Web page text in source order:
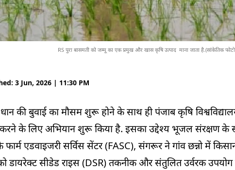
RS पुरा बासमती को जम्मू का एक प्रमुख और खास कृषि उत्पाद माना जाता है.(सांकेतिक
3 Jun, 2026 | 11:30 PM
धान की बुवाई का मौसम शुरू होने के साथ ही पंजाब कृषि
के लिए अभियान शुरू किया है. इसका उद्देश्य भूजल संरक्षण के
फार्म एडवाइजरी सर्विस सेंटर (FASC), संगरूर ने गांव छन्नो में
डायरेक्ट सीडेड राइस (DSR) तकनीक और संतुलित उर्वरक उपयोग